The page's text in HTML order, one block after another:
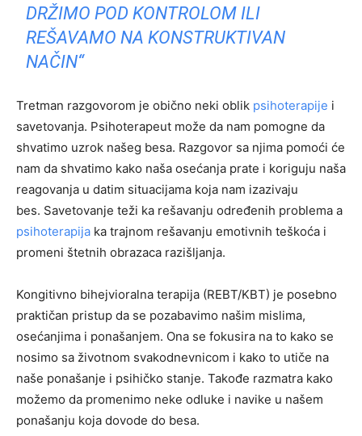
DRŽIMO POD KONTROLOM ILI
REŠAVAMO NA KONSTRUKTIVAN
NAČIN“
Tretman razgovorom je obično neki oblik psihoterapije i
savetovanja. Psihoterapeut može da nam pomogne da
shvatimo uzrok našeg besa. Razgovor sa njima pomoći će
nam da shvatimo kako naša osećanja prate i koriguju naša
reagovanja u datim situacijama koja nam izazivaju
bes. Savetovanje teži ka rešavanju određenih problema a
psihoterapija ka trajnom rešavanju emotivnih teškoća i
promeni štetnih obrazaca razišljanja.
Kongitivno bihejvioralna terapija (REBT/KBT) je posebno
praktičan pristup da se pozabavimo našim mislima,
osećanjima i ponašanjem. Ona se fokusira na to kako se
nosimo sa životnom svakodnevnicom i kako to utiče na
naše ponašanje i psihičko stanje. Takođe razmatra kako
možemo da promenimo neke odluke i navike u našem
ponašanju koja dovode do besa.